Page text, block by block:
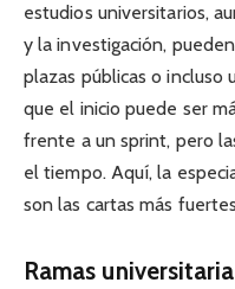
estudios universitarios,
y la investigación,
plazas públicas o incluso
que el inicio puede ser
frente a un sprint, pero
el tiempo. Aquí, la
son las cartas más
Ramas